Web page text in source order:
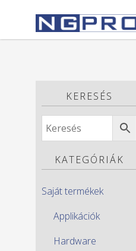
KERESÉS
KATEGÓRIÁK
Saját termékek
Applikációk
Hardware